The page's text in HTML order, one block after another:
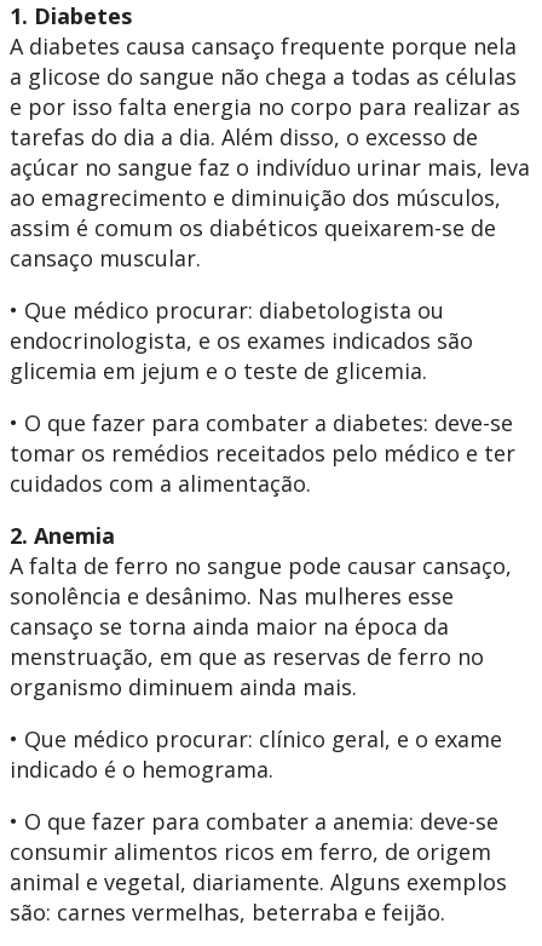
1. Diabetes
A diabetes causa cansaço frequente porque nela
a glicose do sangue não chega a todas as células
e por isso falta energia no corpo para realizar as
tarefas do dia a dia. Além disso, o excesso de
açúcar no sangue faz o indivíduo urinar mais, leva
ao emagrecimento e diminuição dos músculos,
assim é comum os diabéticos queixarem-se de
cansaço muscular.
• Que médico procurar: diabetologista ou
endocrinologista, e os exames indicados são
glicemia em jejum e o teste de glicemia.
• O que fazer para combater a diabetes: deve-se
tomar os remédios receitados pelo médico e ter
cuidados com a alimentação.
2. Anemia
A falta de ferro no sangue pode causar cansaço,
sonolência e desânimo. Nas mulheres esse
cansaço se torna ainda maior na época da
menstruação, em que as reservas de ferro no
organismo diminuem ainda mais.
• Que médico procurar: clínico geral, e o exame
indicado é o hemograma.
• O que fazer para combater a anemia: deve-se
consumir alimentos ricos em ferro, de origem
animal e vegetal, diariamente. Alguns exemplos
são: carnes vermelhas, beterraba e feijão.